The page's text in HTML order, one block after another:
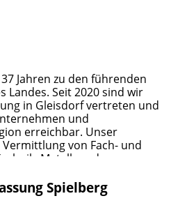
Jahren zu den führenden
Landes. Seit 2020 sind wir
in Gleisdorf vertreten und
und
erreichbar. Unser
von Fach- und
Metall- und
Weiterlesen …
Spielberg